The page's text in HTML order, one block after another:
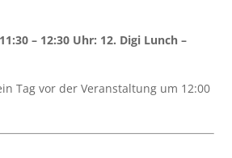
– 12:30 Uhr: 12. Digi Lunch –
Tag vor der Veranstaltung um 12:00